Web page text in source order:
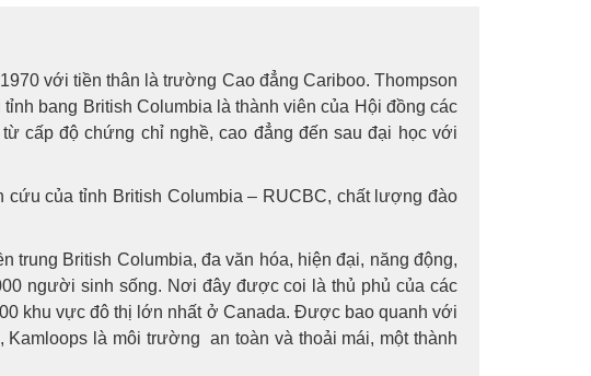
với tiền thân là trường Cao đẳng Cariboo. Thompson
bang British Columbia là thành viên của Hội đồng các
cấp độ chứng chỉ nghề, cao đẳng đến sau đại học với
cứu của tỉnh British Columbia – RUCBC, chất lượng đào
trung British Columbia, đa văn hóa, hiện đại, năng động,
người sinh sống. Nơi đây được coi là thủ phủ của các
khu vực đô thị lớn nhất ở Canada. Được bao quanh với
là môi trường an toàn và thoải mái, một thành